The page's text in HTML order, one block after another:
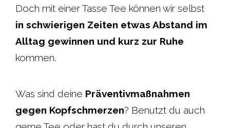
Doch mit einer Tasse Tee können wir selbst
in schwierigen Zeiten etwas Abstand im
Alltag gewinnen und kurz zur Ruhe
kommen.
Was sind deine Präventivmaßnahmen
gegen Kopfschmerzen? Benutzt du auch